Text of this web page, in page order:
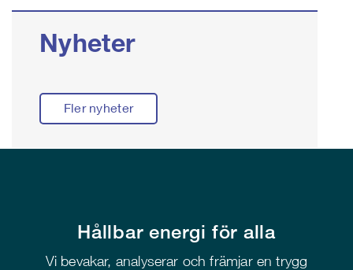
Nyheter
Fler nyheter
Hållbar energi för alla
Vi bevakar, analyserar och främjar en trygg